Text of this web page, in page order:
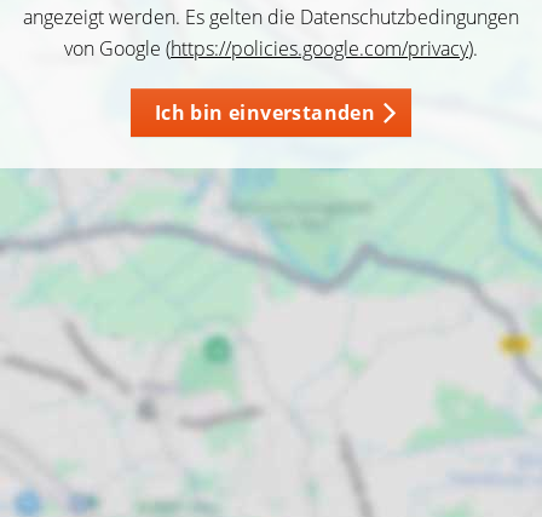
angezeigt werden. Es gelten die Datenschutzbedingungen
von Google (https://policies.google.com/privacy).
Ich bin einverstanden